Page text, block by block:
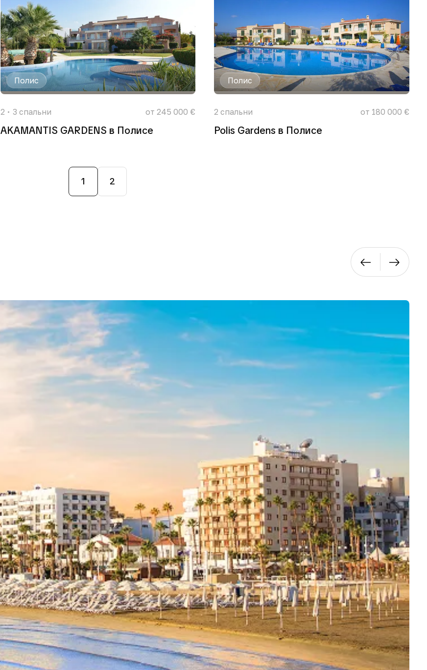
Полис
2 3 спальни от 245 000 €
AKAMANTIS GARDENS в Полисе
Полис
2 спальни от 180 000 €
Polis Gardens в Полисе
1 2